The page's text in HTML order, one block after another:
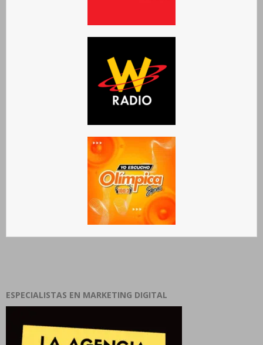
ESPECIALISTAS EN MARKETING DIGITAL